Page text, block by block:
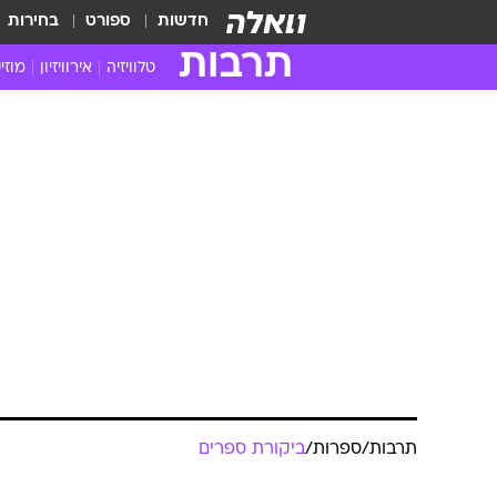
חדשות ספורט בחירות
תרבות טלוויזיה אירוויזיון
תרבות/ספרות/ביקורת ספרים